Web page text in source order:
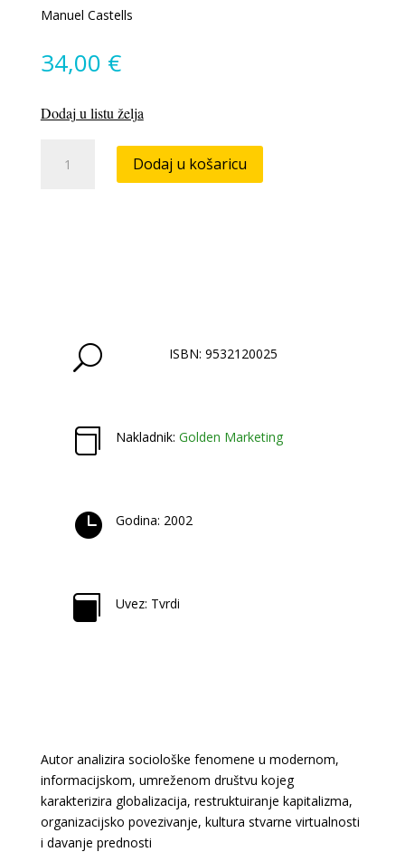
Manuel Castells
34,00 €
Dodaj u listu želja
identiteta
Dodaj u košaricu
U ISBN: 9532120025
 Nakladnik: Golden Marketing
 Godina: 2002
 Uvez: Tvrdi
Autor analizira sociološke fenomene u modernom,
informacijskom, umreženom društvu kojeg
karakterizira globalizacija, restruktuiranje kapitalizma,
organizacijsko povezivanje, kultura stvarne virtualnosti
i davanje prednosti